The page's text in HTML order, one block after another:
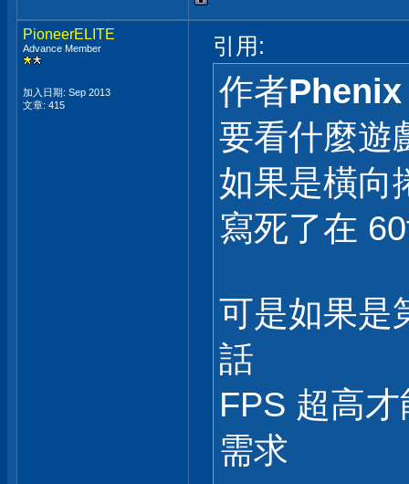
PioneerELITE
Advance Member
加入日期: Sep 2013
文章: 415
引用:
作者Phenix
要看什麼遊
如果是橫向
寫死了在
可是如果是
話
FPS 超高
需求